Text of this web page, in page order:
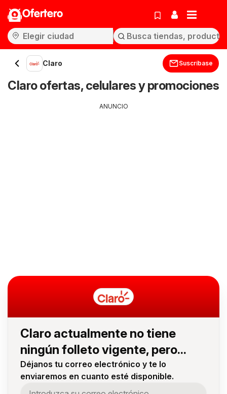
Ofertero
Claro Suscríbase
Claro ofertas, celulares y promociones
ANUNCIO
Claro actualmente no tiene
ningún folleto vigente, pero...
Déjanos tu correo electrónico y te lo
enviaremos en cuanto esté disponible.